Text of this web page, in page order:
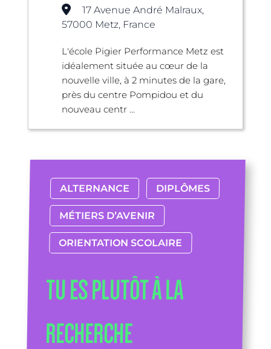
17 Avenue André Malraux,
57000 Metz, France
L'école Pigier Performance Metz est
idéalement située au cœur de la
nouvelle ville, à 2 minutes de la gare,
près du centre Pompidou et du
nouveau centr ...
ALTERNANCE DIPLÔMES
MÉTIERS D’AVENIR
ORIENTATION SCOLAIRE
TU ES PLUTÔT À LA
RECHERCHE